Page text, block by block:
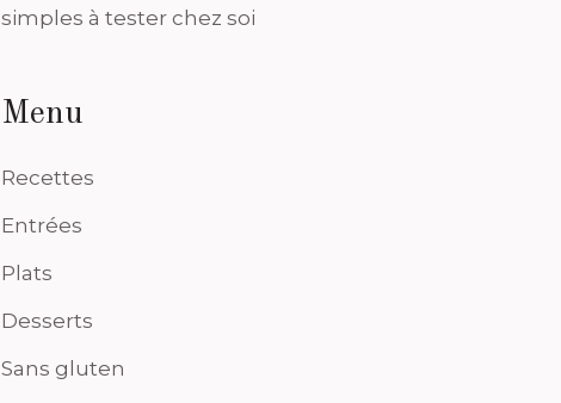
simples à tester chez soi
Menu
Recettes
Entrées
Plats
Desserts
Sans gluten